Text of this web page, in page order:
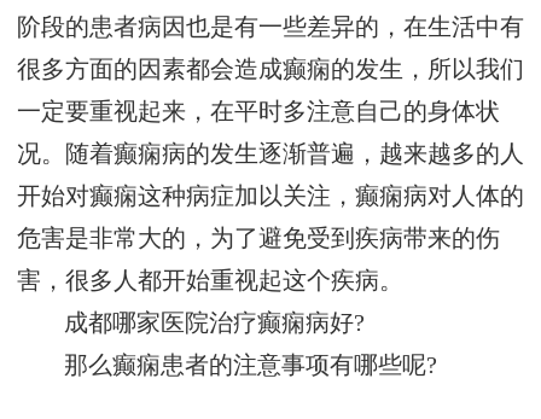
阶段的患者病因也是有一些差异的，在生活中有
很多方面的因素都会造成癫痫的发生，所以我们
一定要重视起来，在平时多注意自己的身体状
况。随着癫痫病的发生逐渐普遍，越来越多的人
开始对癫痫这种病症加以关注，癫痫病对人体的
危害是非常大的，为了避免受到疾病带来的伤
害，很多人都开始重视起这个疾病。
成都哪家医院治疗癫痫病好?
那么癫痫患者的注意事项有哪些呢?